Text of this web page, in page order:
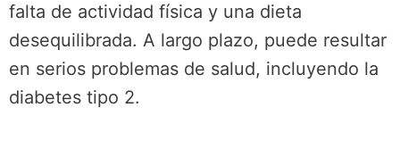
falta de actividad física y una dieta
desequilibrada. A largo plazo, puede resultar
en serios problemas de salud, incluyendo la
diabetes tipo 2.